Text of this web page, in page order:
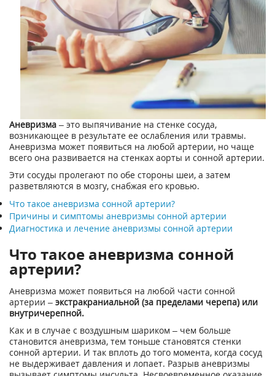
Аневризма – это выпячивание на стенке сосуда,
возникающее в результате ее ослабления или травмы.
Аневризма может появиться на любой артерии, но чаще
всего она развивается на стенках аорты и сонной артерии.
Эти сосуды пролегают по обе стороны шеи, а затем
разветвляются в мозгу, снабжая его кровью.
Что такое аневризма сонной артерии?
Причины и симптомы аневризмы сонной артерии
Диагностика и лечение аневризмы сонной артерии
Что такое аневризма сонной
артерии?
Аневризма может появиться на любой части сонной
артерии – экстракраниальной (за пределами черепа) или
внутричерепной.
Как и в случае с воздушным шариком – чем больше
становится аневризма, тем тоньше становятся стенки
сонной артерии. И так вплоть до того момента, когда сосуд
не выдерживает давления и лопает. Разрыв аневризмы